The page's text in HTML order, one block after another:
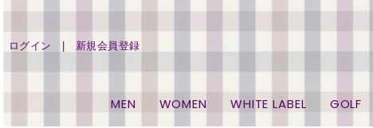
ログイン 新規会員登録
MEN WOMEN WHITE LABEL GOLF